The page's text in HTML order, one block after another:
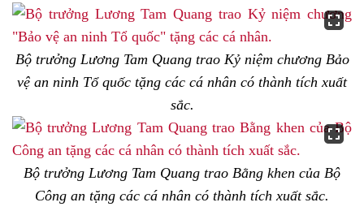
Bộ trưởng Lương Tam Quang trao Kỷ niệm chương Bảo
vệ an ninh Tổ quốc tặng các cá nhân có thành tích xuất
sắc.
Bộ trưởng Lương Tam Quang trao Bằng khen của Bộ
Công an tặng các cá nhân có thành tích xuất sắc.